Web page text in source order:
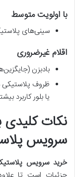
با اولویت متوسط
سینی‌های پلاستیکی (۱ تا ۲ عدد، برای کاربردهای
اقلام غیرضروری
بادبزن
ظروف
یا بلور کاربرد
نکات کلیدی
سرویس
خرید سرویس